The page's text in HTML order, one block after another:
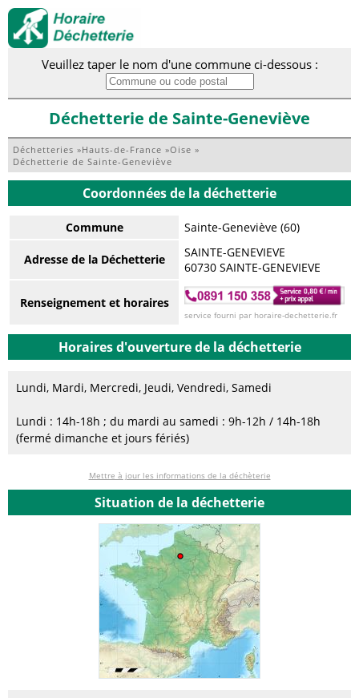
Veuillez taper le nom d'une commune ci-dessous :
Déchetterie de Sainte-Geneviève
Déchetteries »Hauts-de-France »Oise »
Déchetterie de Sainte-Geneviève
Coordonnées de la déchetterie
Commune Sainte-Geneviève (60)
Adresse de la Déchetterie
SAINTE-GENEVIEVE
60730 SAINTE-GENEVIEVE
Renseignement et horaires
service fourni par horaire-dechetterie.fr
Horaires d'ouverture de la déchetterie
Lundi, Mardi, Mercredi, Jeudi, Vendredi, Samedi
Lundi : 14h-18h ; du mardi au samedi : 9h-12h / 14h-18h
(fermé dimanche et jours fériés)
Mettre à jour les informations de la déchèterie
Situation de la déchetterie